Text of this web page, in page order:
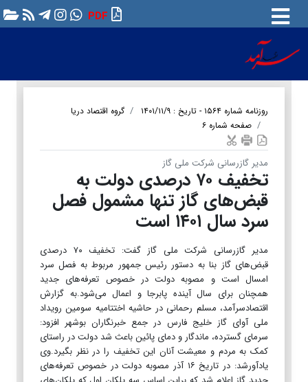
PDF
روزنامه شماره ۱۵۶۴ - تاریخ : ۱۴۰۱/۱۱/۹
گروه اقتصاد دریا
صفحه شماره ۶
مدیر گازرسانی شرکت ملی گاز
تخفیف ۷۰ درصدی دولت به
قبض‌های گاز تنها مشمول فصل
سرد سال ۱۴۰۱ است
مدیر گازرسانی شرکت ملی گاز گفت: تخفیف ۷۰ درصدی
قبض‌های گاز بنا به دستور رئیس جمهور مربوط به فصل سرد
امسال است و مصوبه دولت در خصوص تعرفه‌های جدید
همچنان برای سال آینده پابرجا و اعمال می‌شود.به گزارش
اقتصادسرآمد، مسلم رحمانی در حاشیه اختتامیه سومین رویداد
ملی آوای گاز خلیج فارس در جمع خبرنگاران بوشهر افزود:
سرمای گسترده، ماندگار و دمای پائین باعث شد دولت در راستای
کمک به مردم و معیشت آنان این تخفیف را در نظر بگیرد.وی
یادآورشد: در تاریخ ۱۶ آذر مصوبه دولت در خصوص تعرفه‌های